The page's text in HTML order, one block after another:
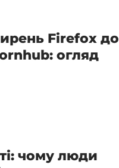
Firefox до
огляд
чому люди